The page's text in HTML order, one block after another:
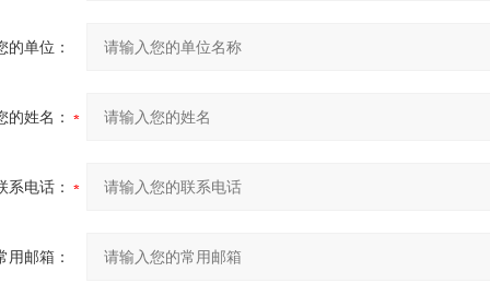
的单位：
的姓名：
系电话：
用邮箱：